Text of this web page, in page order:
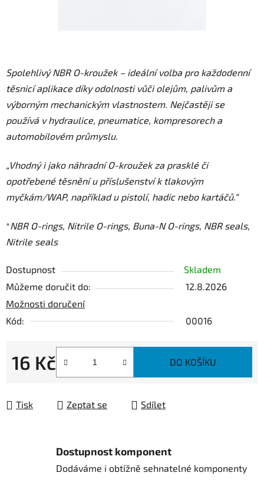
Spolehlivý NBR O-kroužek – ideální volba pro každodenní
těsnicí aplikace díky odolnosti vůči olejům, palivům a
výborným mechanickým vlastnostem. Nejčastěji se
používá v hydraulice, pneumatice, kompresorech a
automobilovém průmyslu.
„Vhodný i jako náhradní O-kroužek za prasklé či
opotřebené těsnění u příslušenství k tlakovým
myčkám/WAP, například u pistolí, hadic nebo kartáčů.“
*NBR O-rings, Nitrile O-rings, Buna-N O-rings, NBR seals,
Nitrile seals
Dostupnost
Skladem
Můžeme doručit do:
12.8.2026
Možnosti doručení
Kód:
00016
16 Kč
Měrná cena:
DO KOŠÍKU
Tisk Zeptat se Sdílet
Dostupnost komponent
Dodáváme i obtížně sehnatelné komponenty